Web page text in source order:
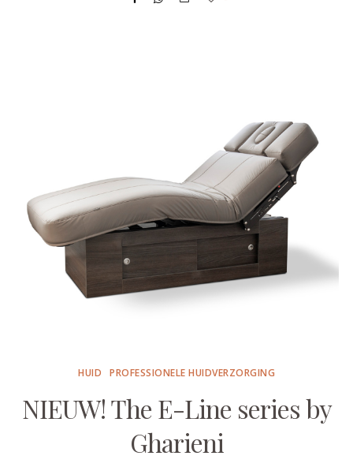
HUID PROFESSIONELE HUIDVERZORGING
NIEUW! The E-Line series by
Gharieni